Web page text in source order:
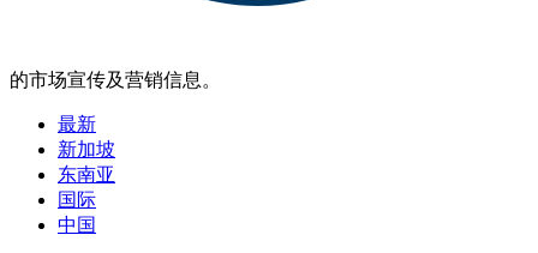
的市场宣传及营销信息。
最新
新加坡
东南亚
国际
中国